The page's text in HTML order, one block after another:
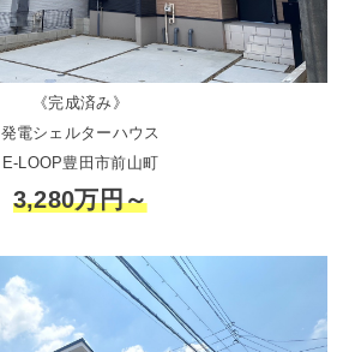
《完成済み》
発電シェルターハウス
E-LOOP豊田市前山町
3,280万円～